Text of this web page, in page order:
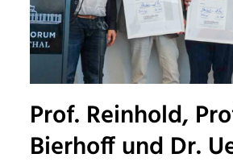
Prof. Reinhold,
Bierhoff und Dr.